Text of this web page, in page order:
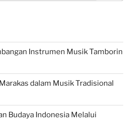
Instrumen Musik Tamborin
dalam Musik Tradisional
Budaya Indonesia Melalui